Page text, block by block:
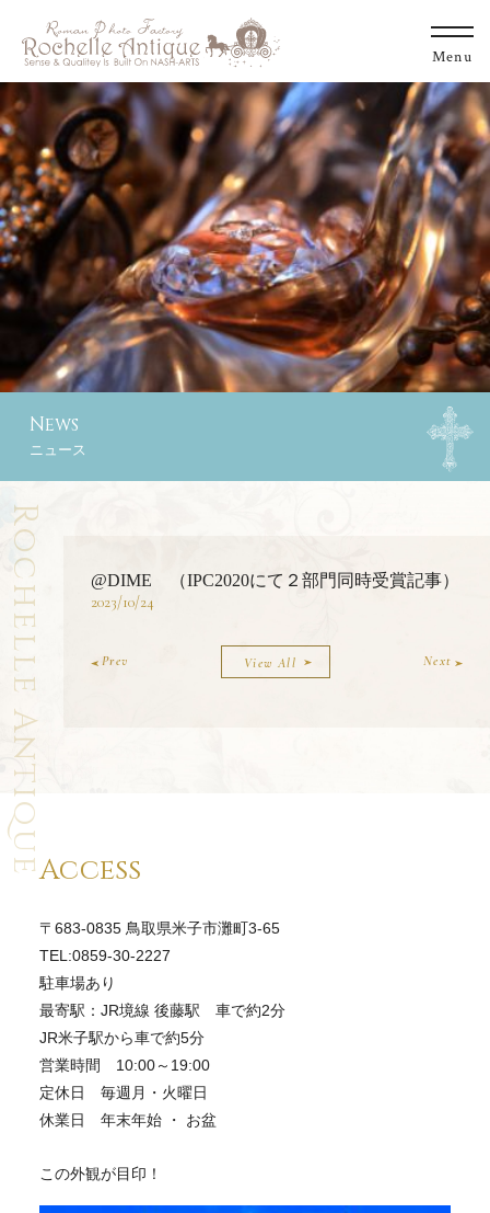
Menu
Menu
News
ニュース
Rochelle Antique
@DIME （IPC2020にて２部門同時受賞記事）
2023/10/24
Prev View All Next
Access
〒683-0835 鳥取県米子市灘町3-65
TEL:0859-30-2227
駐車場あり
最寄駅：JR境線 後藤駅 車で約2分
JR米子駅から車で約5分
営業時間 10:00～19:00
定休日 毎週月・火曜日
休業日 年末年始 ・ お盆
この外観が目印！